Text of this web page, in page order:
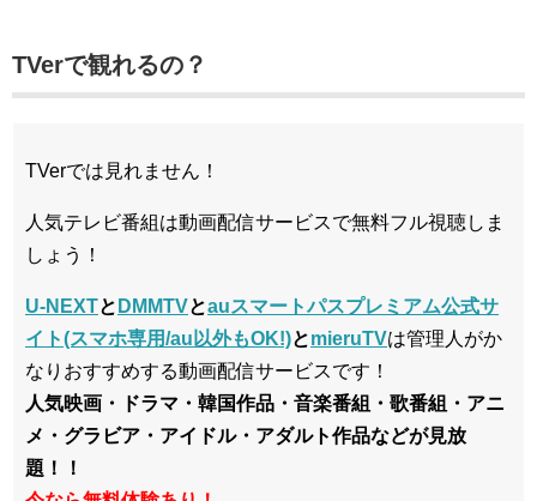
TVerで観れるの？
TVerでは見れません！
人気テレビ番組は動画配信サービスで無料フル視聴しま
しょう！
U-NEXTと DMMTVとauスマートパスプレミアム公式サ
イト(スマホ専用/au以外もOK!)とmieruTVは管理人がか
なりおすすめする動画配信サービスです！
人気映画・ドラマ・韓国作品・音楽番組・歌番組・アニ
メ・グラビア・アイドル・アダルト作品などが見放
題！！